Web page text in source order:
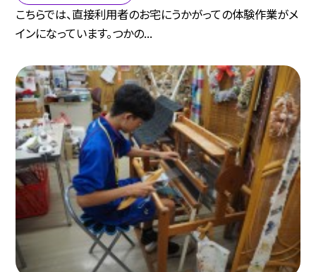
こちらでは、直接利用者のお宅にうかがっての体験作業がメ
インになっています。つかの...